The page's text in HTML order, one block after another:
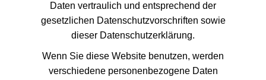
Daten vertraulich und entsprechend der
gesetzlichen Datenschutzvorschriften sowie
dieser Datenschutzerklärung.
Wenn Sie diese Website benutzen, werden
verschiedene personenbezogene Daten